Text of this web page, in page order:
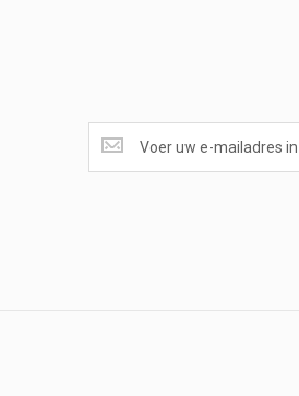
ONTVANGEN?
<br>SCHRIJF